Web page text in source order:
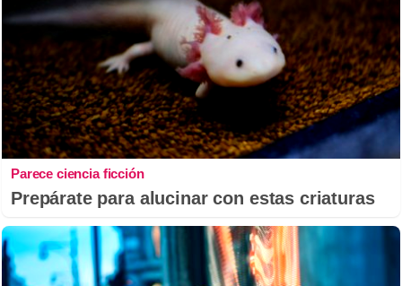
Parece ciencia ficción
Prepárate para alucinar con estas criaturas